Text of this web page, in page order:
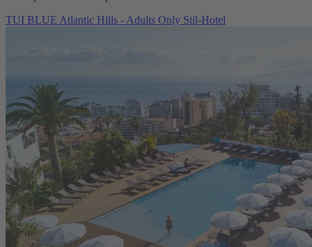
TUI BLUE Atlantic Hills - Adults Only Stil-Hotel